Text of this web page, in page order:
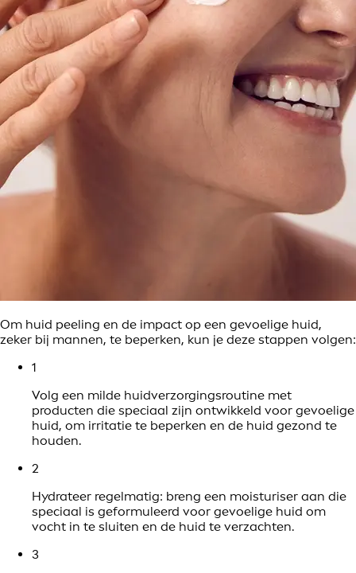
Om huid peeling en de impact op een gevoelige huid,
zeker bij mannen, te beperken, kun je deze stappen volgen:
1
Volg een milde huidverzorgingsroutine met
producten die speciaal zijn ontwikkeld voor gevoelige
huid, om irritatie te beperken en de huid gezond te
houden.
2
Hydrateer regelmatig: breng een moisturiser aan die
speciaal is geformuleerd voor gevoelige huid om
vocht in te sluiten en de huid te verzachten.
3